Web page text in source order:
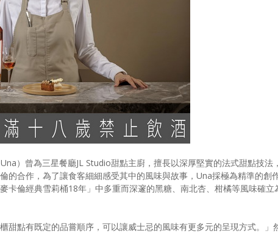
）曾為三星餐廳JL Studio甜點主廚，擅長以深厚堅實的法式甜點技法，
的合作，為了讓食客細細感受其中的風味與故事，Una採極為精準的創
卡倫經典雪莉桶18年」中多重而深邃的黑糖、南北杏、柑橘等風味確立
甜點有既定的品嘗順序，可以讓威士忌的風味有更多元的呈現方式。」